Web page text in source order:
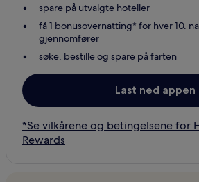
spare på utvalgte hoteller
få 1 bonusovernatting* for hver 10.
gjennomfører
søke, bestille og spare på farten
Last ned appen
*Se vilkårene og betingelsene for
Rewards